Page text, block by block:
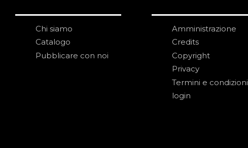
Chi siamo
Catalogo
Pubblicare con noi
Amministrazione
Credits
Copyright
Privacy
Termini e condizioni
login